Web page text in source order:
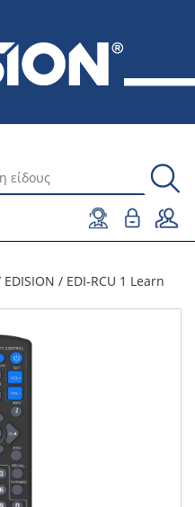
EDISION / EDI-RCU 1 Learn